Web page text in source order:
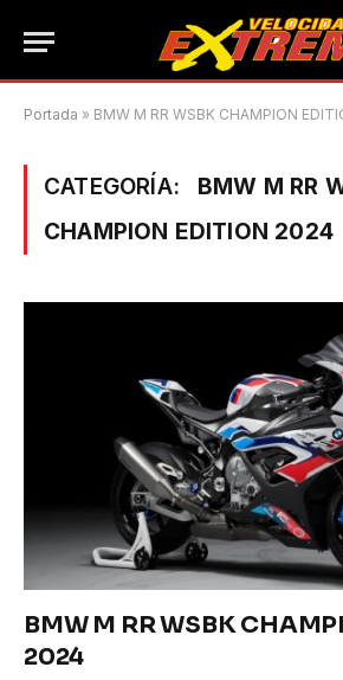
Portada » BMW M RR WSBK CHAMPION
CATEGORÍA:
BMW M RR
CHAMPION EDITION 2024
BMW M RR WSBK
2024